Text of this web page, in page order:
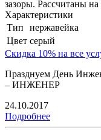
зазоры. Рассчитаны
Характеристики
Тип
нержавейка
Цвет серый
Скидка 10% на все
Празднуем День
– ИНЖЕНЕР
24.10.2017
Подробнее